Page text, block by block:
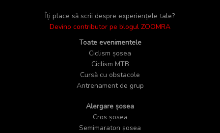
Îți place să scrii despre experiențele tale?
Devino contributor pe blogul ZOOMRA
Toate evenimentele
Ciclism șosea
Ciclism MTB
Cursă cu obstacole
Antrenament de grup
Alergare șosea
Cros șosea
Semimaraton șosea